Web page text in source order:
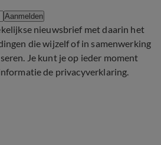
Aanmelden
nieuwsbrief met daarin het
die wijzelf of in samenwerking
Je kunt je op ieder moment
de privacyverklaring.